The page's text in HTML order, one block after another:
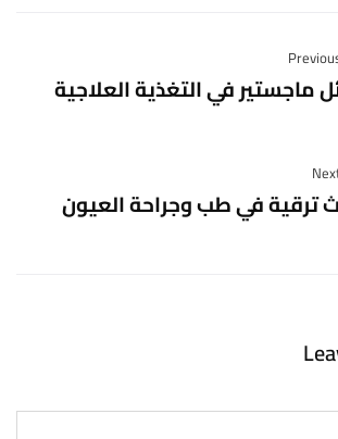
ماجستير في التغذية العلاجية
ترقية في طب وجراحة العيون